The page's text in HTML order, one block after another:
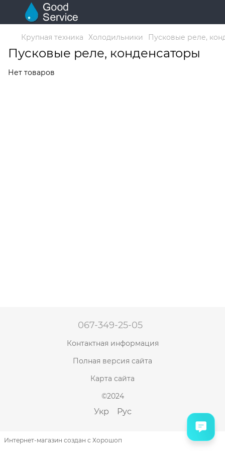
Крупная техника Холодильники Пусковые реле,
Пусковые реле, конденсаторы
Нет товаров
067-349-25-05
Контактная информация
Полная версия сайта
Карта сайта
©2024
Укр Рус
Интернет-магазин создан с Хорошоп